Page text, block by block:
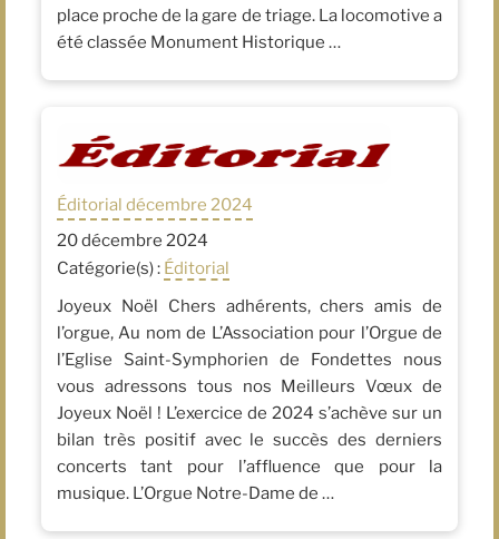
place proche de la gare de triage. La locomotive a
été classée Monument Historique …
Éditorial décembre 2024
20 décembre 2024
Catégorie(s) : Éditorial
Joyeux Noël Chers adhérents, chers amis de
l’orgue, Au nom de L’Association pour l’Orgue de
l’Eglise Saint-Symphorien de Fondettes nous
vous adressons tous nos Meilleurs Vœux de
Joyeux Noël ! L’exercice de 2024 s’achève sur un
bilan très positif avec le succès des derniers
concerts tant pour l’affluence que pour la
musique. L’Orgue Notre-Dame de …